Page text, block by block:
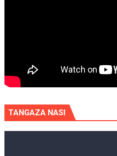
TANGAZA NASI